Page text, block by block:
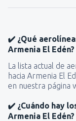
✔️ ¿Qué
Armenia El Edén?
La lista actual de
hacia Armenia El
en nuestra página
✔️ ¿Cuándo hay
Armenia El Edén?